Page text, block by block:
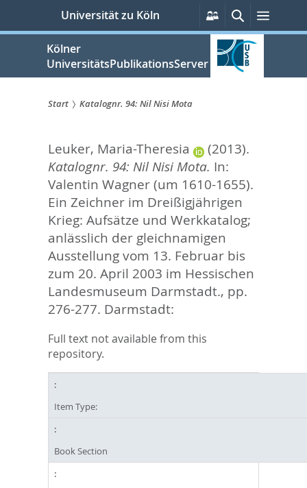
springen
Universität zu Köln
Persönliche
Services
SucheMenü
Kölner
UniversitätsPublikationsServer
sind
hier:
Start Katalognr. 94: Nil Nisi Mota
Leuker, Maria-Theresia
(2013).
Katalognr. 94: Nil Nisi Mota. In:
Valentin Wagner (um 1610-1655).
Ein Zeichner im Dreißigjährigen
Krieg: Aufsätze und Werkkatalog;
anlässlich der gleichnamigen
Ausstellung vom 13. Februar bis
zum 20. April 2003 im Hessischen
Landesmuseum Darmstadt., pp.
276-277. Darmstadt:
Full text not available from this
repository.
Item Type:
Book Section